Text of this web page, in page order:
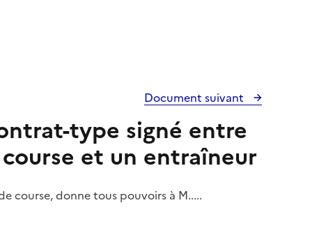
Document suivant
type signé entre
et un entraîneur
course, donne tous pouvoirs à M.....